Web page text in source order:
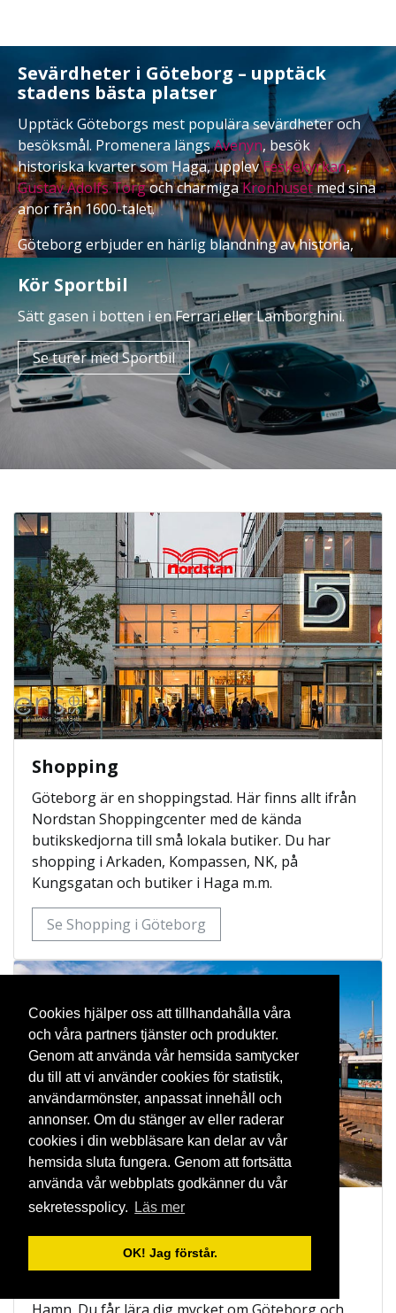
Cookies hjälper oss att tillhandahålla våra
och våra partners tjänster och produkter.
Genom att använda vår hemsida samtycker
du till att vi använder cookies för statistik,
användarmönster, anpassat innehåll och
annonser. Om du stänger av eller raderar
cookies i din webbläsare kan delar av vår
hemsida sluta fungera. Genom att fortsätta
använda vår webbplats godkänner du vår
sekretesspolicy.
Läs mer
OK! Jag förstår.
Sevärdheter i Göteborg – upptäck
stadens bästa platser
Upptäck Göteborgs mest populära sevärdheter och
besöksmål. Promenera längsAvenyn, besök
historiska kvarter som Haga, upplevFeskekyrkan,
Gustav Adolfs Torgoch charmigaKronhusetmed sina
anor från 1600-talet.
Göteborg erbjuder en härlig blandning av historia,
kultur, shopping, parker och hav. Här hittar du både
klassiska sevärdheter och nya upplevelser för hela
familjen.
Se Göteborgs sevärdheter
Kör Sportbil
Sätt gasen i botten i en Ferrari eller Lamborghini.
Se turer med Sportbil
Shopping
Göteborg är en shoppingstad. Här finns allt ifrån
Nordstan Shoppingcenter med de kända
butikskedjorna till små lokala butiker. Du har
shopping i Arkaden, Kompassen, NK, på
Kungsgatan och butiker i Haga m.m.
Se Shopping i Göteborg
Rundtur med Paddan
Göteborg är känt för sina platta Paddan-båtar
som tar dig med på sightseeing genom